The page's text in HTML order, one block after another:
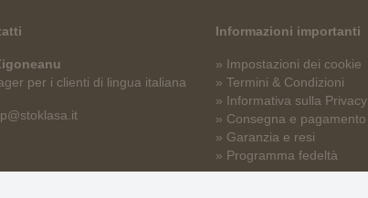
per i clienti di lingua italiana
Informazioni importanti
» Impostazioni dei cookie
» Termini & Condizioni
» Informativa sulla Privacy
» Consegna e pagamento
» Garanzia e resi
» Programma fedeltà